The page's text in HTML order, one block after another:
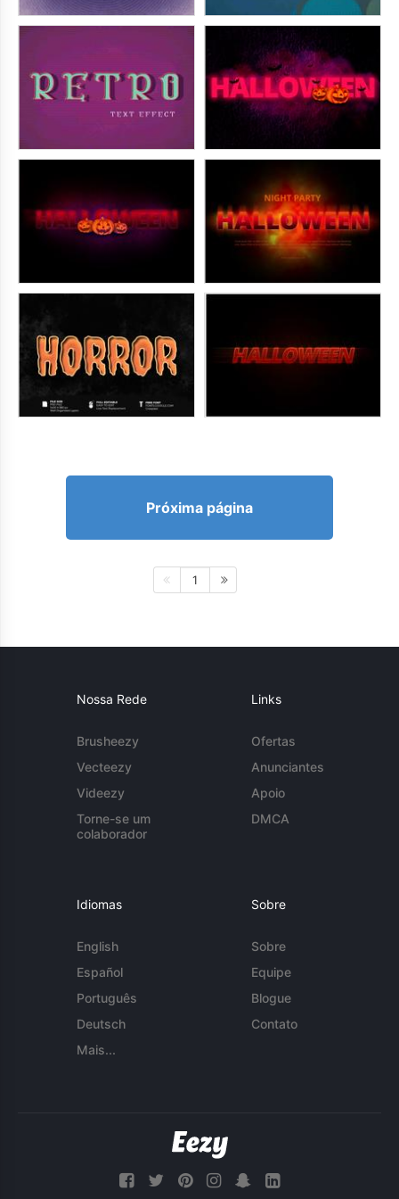
Próxima página
1
Nossa Rede
Brusheezy
Vecteezy
Videezy
Torne-se um
colaborador
Links
Ofertas
Anunciantes
Apoio
DMCA
Idiomas
English
Español
Português
Deutsch
Mais...
Sobre
Sobre
Equipe
Blogue
Contato